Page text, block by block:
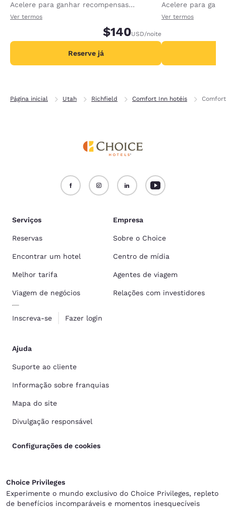
Acelere para ganhar recompensas
recebendo 1.000 pontos extras por diária.
Ver termos
$140USD/noite
Reserve já
Acelere para
recebendo 2.000
Ver termos
Página inicial Utah Richfield Comfort Inn hotéis
Serviços
Reservas
Encontrar um hotel
Melhor tarifa
Viagem de negócios
Inscreva-se Fazer login
Empresa
Sobre o Choice
Centro de mídia
Agentes de viagem
Relações com investidores
Ajuda
Suporte ao cliente
Informação sobre franquias
Mapa do site
Divulgação responsável
Configurações de cookies
Choice Privileges
Experimente o mundo exclusivo do Choice Privileges, repleto
de benefícios incomparáveis e momentos inesquecíveis